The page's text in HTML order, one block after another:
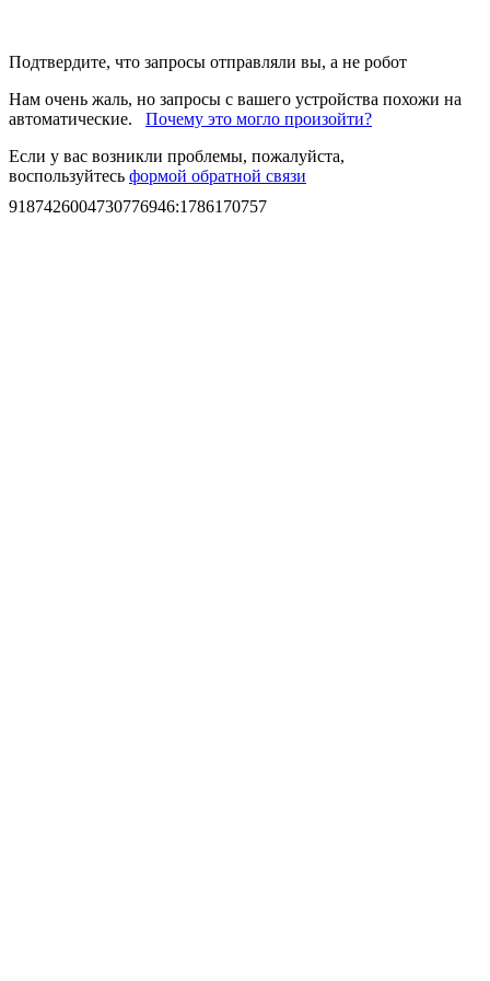
Подтвердите, что запросы отправляли вы, а не робот
Нам очень жаль, но запросы с вашего устройства похожи на
автоматические. Почему это могло произойти?
Если у вас возникли проблемы, пожалуйста,
воспользуйтесь формой обратной связи
9187426004730776946:1786170757